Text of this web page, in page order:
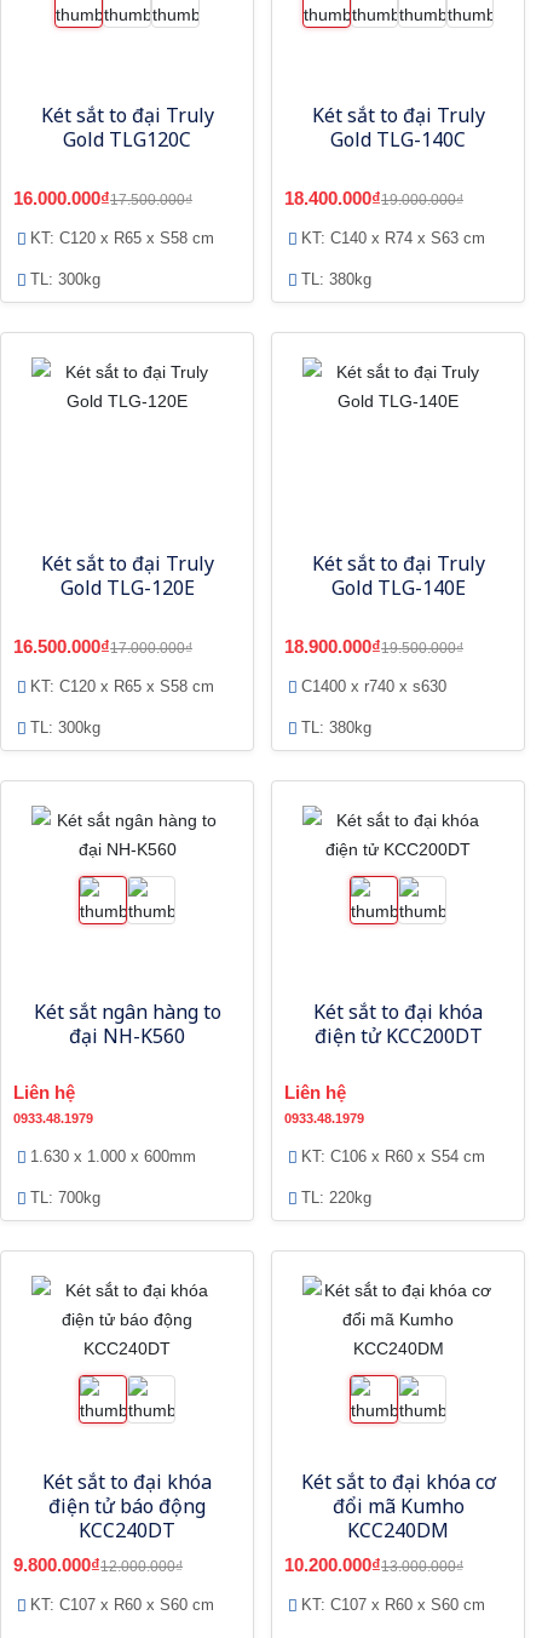
Két sắt to đại Truly
Gold TLG120C
16.000.000₫17.500.000₫
KT: C120 x R65 x S58 cm
TL: 300kg
Két sắt to đại Truly
Gold TLG-140C
18.400.000₫19.000.000₫
KT: C140 x R74 x S63 cm
TL: 380kg
Két sắt to đại Truly
Gold TLG-120E
16.500.000₫17.000.000₫
KT: C120 x R65 x S58 cm
TL: 300kg
Két sắt to đại Truly
Gold TLG-140E
18.900.000₫19.500.000₫
C1400 x r740 x s630
TL: 380kg
Két sắt ngân hàng to
đại NH-K560
Liên hệ
0933.48.1979
1.630 x 1.000 x 600mm
TL: 700kg
Két sắt to đại khóa
điện tử KCC200DT
Liên hệ
0933.48.1979
KT: C106 x R60 x S54 cm
TL: 220kg
Két sắt to đại khóa
điện tử báo động
KCC240DT
9.800.000₫12.000.000₫
KT: C107 x R60 x S60 cm
Két sắt to đại khóa cơ
đổi mã Kumho
KCC240DM
10.200.000₫13.000.000₫
KT: C107 x R60 x S60 cm